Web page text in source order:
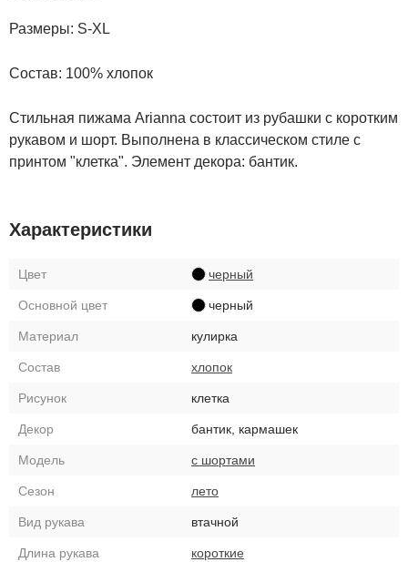
Размеры: S-XL
Состав: 100% хлопок
Стильная пижама Arianna состоит из рубашки с коротким
рукавом и шорт. Выполнена в классическом стиле с
принтом "клетка". Элемент декора: бантик.
Характеристики
Цвет черный
Основной цвет черный
Материал кулирка
Состав хлопок
Рисунок клетка
Декор бантик, кармашек
Модель с шортами
Сезон лето
Вид рукава втачной
Длина рукава короткие